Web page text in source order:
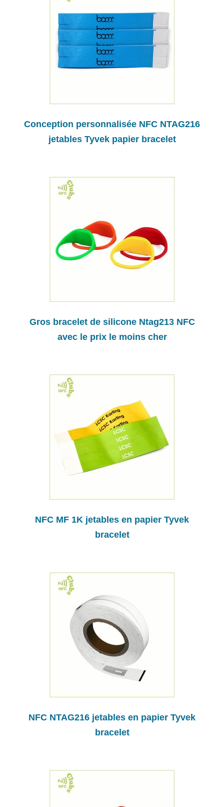
Conception personnalisée NFC NTAG216
jetables Tyvek papier bracelet
Gros bracelet de silicone Ntag213 NFC
avec le prix le moins cher
NFC MF 1K jetables en papier Tyvek
bracelet
NFC NTAG216 jetables en papier Tyvek
bracelet